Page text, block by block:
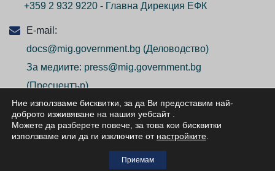
+359 2 932 9220 - Главна Дирекция ЕФК
E-mail:
docs@mig.government.bg (Деловодство)
За медиите: press@mig.government.bg
(Пресцентър)
© ВСИЧКИ ПРАВА ЗАПАЗЕНИ/ALL RIGHTS
RESERVED 2026
Ние използваме бисквитки, за да Ви предоставим най-
доброто изживяване на нашия уебсайт.
Можете да разберете повече, за това кои бисквитки
използваме или да ги изключите от настройките
Приемам